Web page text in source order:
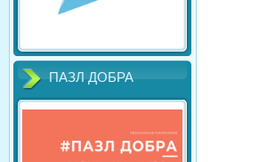
ПАЗЛ ДОБРА